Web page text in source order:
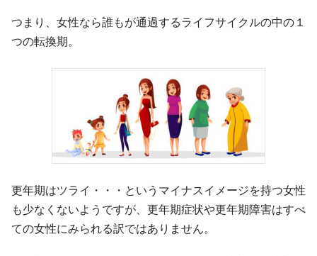
つまり、女性なら誰もが通過するライフサイクルの中の１
つの転換期。
更年期はツライ・・・というマイナスイメージを持つ女性
も少なくないようですが、更年期症状や更年期障害はすべ
ての女性にみられる訳ではありません。